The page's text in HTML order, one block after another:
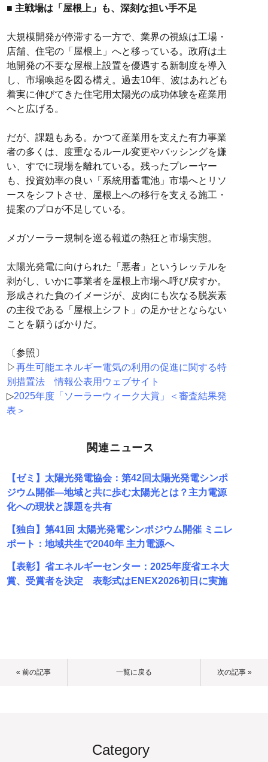
■ 主戦場は「屋根上」も、深刻な担い手不足
大規模開発が停滞する一方で、業界の視線は工場・
店舗、住宅の「屋根上」へと移っている。政府は土
地開発の不要な屋根上設置を優遇する新制度を導入
し、市場喚起を図る構え。過去10年、波はあれども
着実に伸びてきた住宅用太陽光の成功体験を産業用
へと広げる。
だが、課題もある。かつて産業用を支えた有力事業
者の多くは、度重なるルール変更やバッシングを嫌
い、すでに現場を離れている。残ったプレーヤー
も、投資効率の良い「系統用蓄電池」市場へとリソ
ースをシフトさせ、屋根上への移行を支える施工・
提案のプロが不足している。
メガソーラー規制を巡る報道の熱狂と市場実態。
太陽光発電に向けられた「悪者」というレッテルを
剥がし、いかに事業者を屋根上市場へ呼び戻すか。
形成された負のイメージが、皮肉にも次なる脱炭素
の主役である「屋根上シフト」の足かせとならない
ことを願うばかりだ。
〔参照〕
▷再生可能エネルギー電気の利用の促進に関する特
別措置法 情報公表用ウェブサイト
▷2025年度「ソーラーウィーク大賞」＜審査結果発
表＞
関連ニュース
【ゼミ】太陽光発電協会：第42回太陽光発電シンポ
ジウム開催―地域と共に歩む太陽光とは？主力電源
化への現状と課題を共有
【独自】第41回 太陽光発電シンポジウム開催 ミニレ
ポート：地域共生で2040年 主力電源へ
【表彰】省エネルギーセンター：2025年度省エネ大
賞、受賞者を決定 表彰式はENEX2026初日に実施
« 前の記事 一覧に戻る 次の記事 »
Category